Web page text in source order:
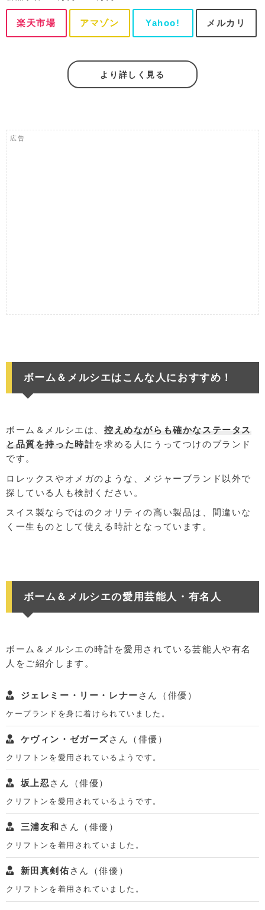
楽天市場 アマゾン Yahoo! メルカリ
より詳しく見る
広告
ボーム＆メルシエはこんな人におすすめ！
ボーム＆メルシエは、 控えめながらも確かなステータス
と品質を持った時計を求める人にうってつけのブランド
です。
ロレックスやオメガのような、メジャーブランド以外で
探している人も検討ください。
スイス製ならではのクオリティの高い製品は、間違いな
く一生ものとして使える時計となっています。
ボーム＆メルシエの愛用芸能人・有名人
ボーム＆メルシエの時計を愛用されている芸能人や有名
人をご紹介します。
ジェレミー・リー・レナー さん（俳優）
ケープランドを身に着けられていました。
ケヴィン・ゼガーズさん（俳優）
クリフトンを愛用されているようです。
坂上忍さん（俳優）
クリフトンを愛用されているようです。
三浦友和 さん（俳優）
クリフトンを着用されていました。
新田真剣佑 さん（俳優）
クリフトンを着用されていました。